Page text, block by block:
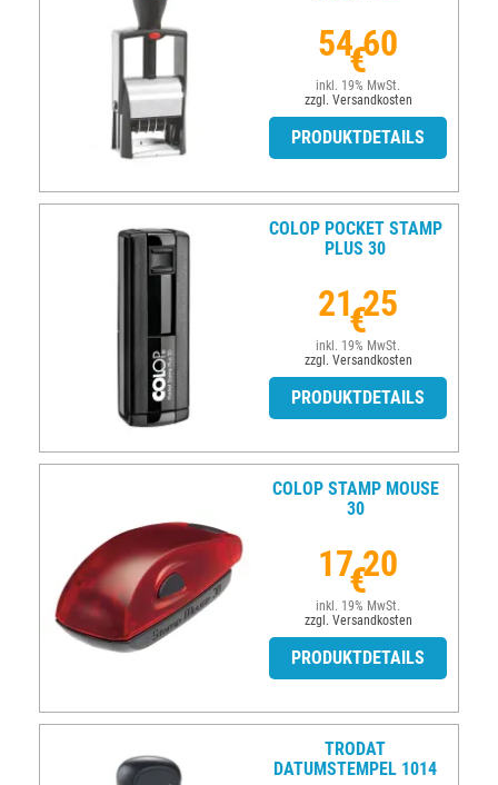
54,60
€
inkl. 19% MwSt.
zzgl. Versandkosten
PRODUKTDETAILS
COLOP POCKET STAMP
PLUS 30
21,25
€
inkl. 19% MwSt.
zzgl. Versandkosten
PRODUKTDETAILS
COLOP STAMP MOUSE
30
17,20
€
inkl. 19% MwSt.
zzgl. Versandkosten
PRODUKTDETAILS
TRODAT
DATUMSTEMPEL 1014